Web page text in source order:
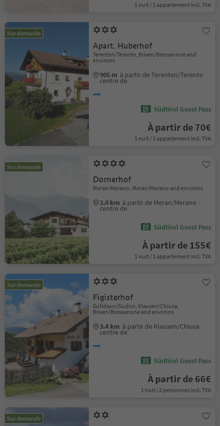
1 nuit / 1 appartement incl. TVA
Sur demande
Apart. Huberhof
Terenten/Terento, Brixen/Bressanone and
environs
905 m à partir de Terenten/Terento
centre de
Südtirol Guest Pass
À partir de 70€
1 nuit / 1 appartement incl. TVA
Sur demande
Dornerhof
Meran/Merano, Meran/Merano and environs
2.0 km à partir de Meran/Merano
centre de
Südtirol Guest Pass
À partir de 155€
1 nuit / 1 appartement incl. TVA
Sur demande
Figisterhof
Gufidaun/Gudon, Klausen/Chiusa,
Brixen/Bressanone and environs
3.4 km à partir de Klausen/Chiusa
centre de
Südtirol Guest Pass
À partir de 66€
1 nuit / 2 personnes incl. TVA
Sur demande